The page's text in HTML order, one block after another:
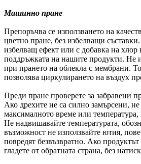
Машинно пране
Препоръчва се използването на
цветно пране, без избелващи
избелващ ефект или с добавка на хлор
поддръжката на нашите продукти. Не
при прането на облекла с мембрани.
позволява циркулирането на въздух
Преди пране проверете за забравени
Ако дрехите не са силно замърсени, не
максималното време или температура,
Не надвишавайте температурата,
възможност не използвайте ютия,
повредят безвъзвратно. Ако
гладете от обратната страна, без